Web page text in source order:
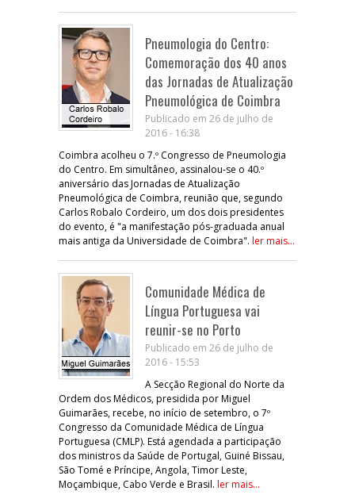
Pneumologia do Centro:
Comemoração dos 40 anos
das Jornadas de Atualização
Pneumológica de Coimbra
Publicado em 26 de julho de
2016 - 16:38
Coimbra acolheu o 7.º Congresso de Pneumologia
do Centro. Em simultâneo, assinalou-se o 40.º
aniversário das Jornadas de Atualização
Pneumológica de Coimbra, reunião que, segundo
Carlos Robalo Cordeiro, um dos dois presidentes
do evento, é "a manifestação pós-graduada anual
mais antiga da Universidade de Coimbra". ler mais...
Comunidade Médica de
Língua Portuguesa vai
reunir-se no Porto
Publicado em 26 de julho de
2016 - 15:53
A Secção Regional do Norte da
Ordem dos Médicos, presidida por Miguel
Guimarães, recebe, no início de setembro, o 7º
Congresso da Comunidade Médica de Língua
Portuguesa (CMLP). Está agendada a participação
dos ministros da Saúde de Portugal, Guiné Bissau,
São Tomé e Príncipe, Angola, Timor Leste,
Moçambique, Cabo Verde e Brasil. ler mais...